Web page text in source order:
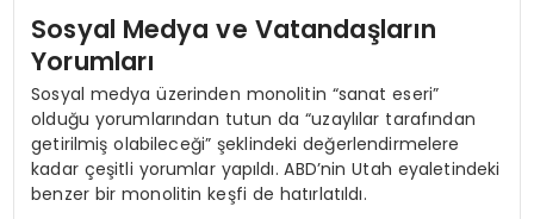
Sosyal Medya ve Vatandaşların
Yorumları
Sosyal medya üzerinden monolitin “sanat eseri”
olduğu yorumlarından tutun da “uzaylılar tarafından
getirilmiş olabileceği” şeklindeki değerlendirmelere
kadar çeşitli yorumlar yapıldı. ABD’nin Utah eyaletindeki
benzer bir monolitin keşfi de hatırlatıldı.